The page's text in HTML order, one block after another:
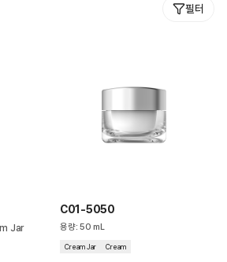
Tube
증 자료
필터
Jar
C01-5050
용량:50 mL
Cream Jar Cream